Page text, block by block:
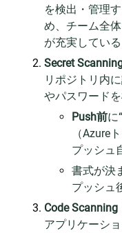
を検出・管理
め、チーム全
が充実している
Secret
リポジトリ内
やパスワードを
Push前に
（Azure
プッシュ
書式が決
プッシュ
Code Scanning
アプリケーシ